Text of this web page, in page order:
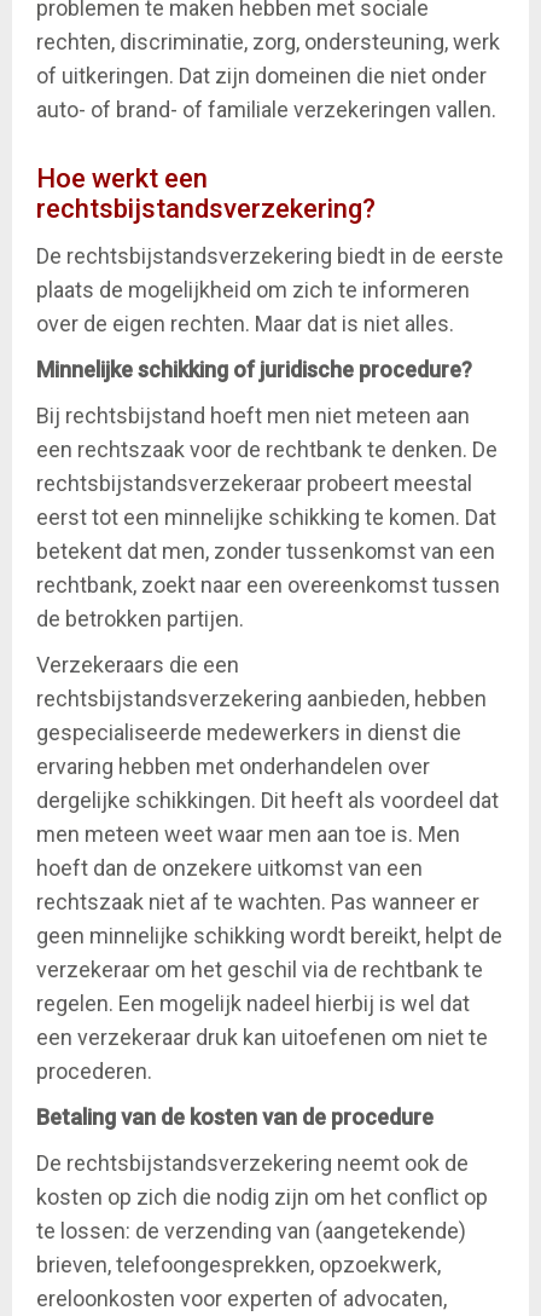
problemen te maken hebben met sociale
rechten, discriminatie, zorg, ondersteuning, werk
of uitkeringen. Dat zijn domeinen die niet onder
auto- of brand- of familiale verzekeringen vallen.
Hoe werkt een
rechtsbijstandsverzekering?
De rechtsbijstandsverzekering biedt in de eerste
plaats de mogelijkheid om zich te informeren
over de eigen rechten. Maar dat is niet alles.
Minnelijke schikking of juridische procedure?
Bij rechtsbijstand hoeft men niet meteen aan
een rechtszaak voor de rechtbank te denken. De
rechtsbijstandsverzekeraar probeert meestal
eerst tot een minnelijke schikking te komen. Dat
betekent dat men, zonder tussenkomst van een
rechtbank, zoekt naar een overeenkomst tussen
de betrokken partijen.
Verzekeraars die een
rechtsbijstandsverzekering aanbieden, hebben
gespecialiseerde medewerkers in dienst die
ervaring hebben met onderhandelen over
dergelijke schikkingen. Dit heeft als voordeel dat
men meteen weet waar men aan toe is. Men
hoeft dan de onzekere uitkomst van een
rechtszaak niet af te wachten. Pas wanneer er
geen minnelijke schikking wordt bereikt, helpt de
verzekeraar om het geschil via de rechtbank te
regelen. Een mogelijk nadeel hierbij is wel dat
een verzekeraar druk kan uitoefenen om niet te
procederen.
Betaling van de kosten van de procedure
De rechtsbijstandsverzekering neemt ook de
kosten op zich die nodig zijn om het conflict op
te lossen: de verzending van (aangetekende)
brieven, telefoongesprekken, opzoekwerk,
ereloonkosten voor experten of advocaten,